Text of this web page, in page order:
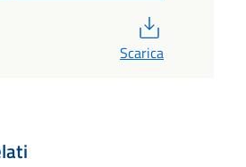
Scarica